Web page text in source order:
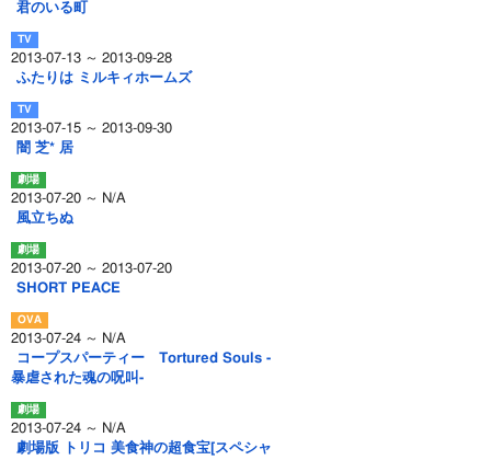
君のいる町
2013-07-13 ～ 2013-09-28
ふたりは ミルキィホームズ
2013-07-15 ～ 2013-09-30
闇 芝* 居
2013-07-20 ～ N/A
風立ちぬ
2013-07-20 ～ 2013-07-20
SHORT PEACE
2013-07-24 ～ N/A
コープスパーティー Tortured Souls -
暴虐された魂の呪叫-
2013-07-24 ～ N/A
劇場版 トリコ 美食神の超食宝[スペシャ